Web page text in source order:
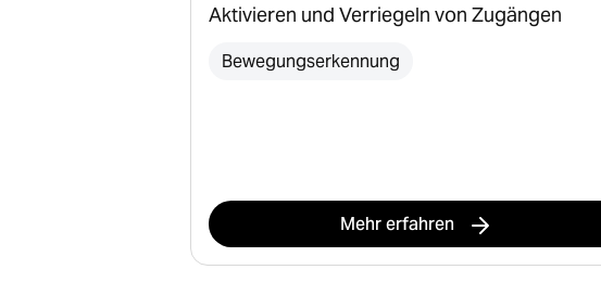
Aktivieren und Verriegeln von Zugängen
Bewegungserkennung
Mehr erfahren